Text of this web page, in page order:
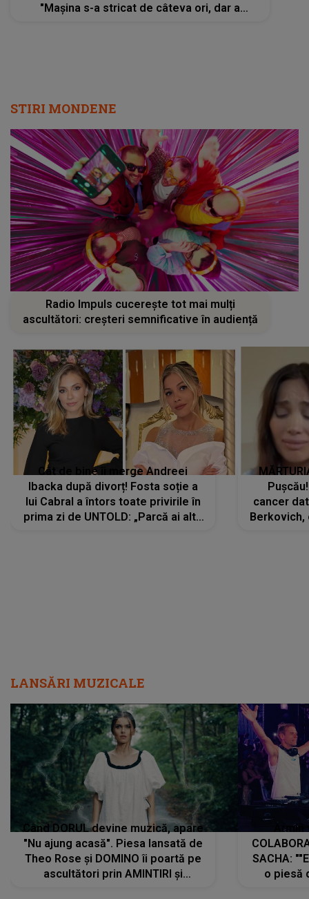
"Mașina s-a stricat de câteva ori, dar a
STIRI MONDENE
Radio Impuls cucerește tot mai mulți
ascultători: creșteri semnificative în audiență
Cât de bine îi merge Andreei
Ibacka după divorț! Fosta soție a
lui Cabral a întors toate privirile în
prima zi de UNTOLD: „Parcă ai altă
cancer
Berkovich,
LANSĂRI MUZICALE
Când DORUL devine muzică, apare
"Nu ajung acasă". Piesa lansată de
Theo Rose și DOMINO îi poartă pe
ascultători prin AMINTIRI și
SACHA:
o piesă